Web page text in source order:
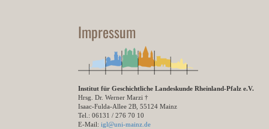
Impressum
Institut für Geschichtliche Landeskunde Rheinland-Pfalz e.V.
Hrsg. Dr. Werner Marzi †
Isaac-Fulda-Allee 2B, 55124 Mainz
Tel.: 06131 / 276 70 10
E-Mail: igl@uni-mainz.de